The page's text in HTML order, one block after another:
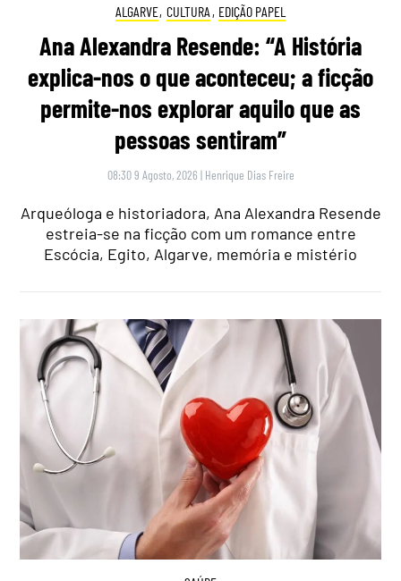
ALGARVE, CULTURA , EDIÇÃO PAPEL
Ana Alexandra Resende: “A História
explica-nos o que aconteceu; a ficção
permite-nos explorar aquilo que as
pessoas sentiram”
08:30 9 Agosto, 2026 | Henrique Dias Freire
Arqueóloga e historiadora, Ana Alexandra Resende
estreia-se na ficção com um romance entre
Escócia, Egito, Algarve, memória e mistério